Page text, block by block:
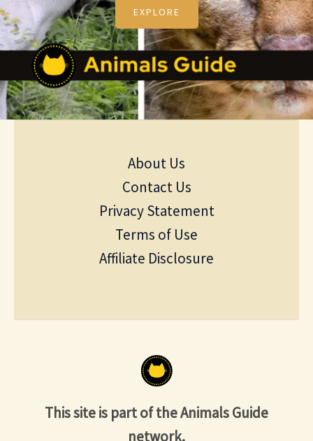
EXPLORE
About Us
Contact Us
Privacy Statement
Terms of Use
Affiliate Disclosure
This site is part of the Animals Guide
network.